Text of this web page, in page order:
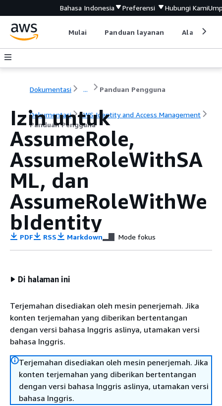
Bahasa Indonesia Preferensi Hubungi Kami
Mulai Panduan layanan Alat
Dokumentasi ... Panduan Pengguna
Dokumentasi
AWS Identity and Access Management
Panduan Pengguna
Izin untuk
AssumeRole,
AssumeRoleWithSA
ML, dan
AssumeRoleWithWe
bIdentity
PDF RSS Markdown Mode fokus
Di halaman ini
Terjemahan disediakan oleh mesin penerjemah. Jika
konten terjemahan yang diberikan bertentangan
dengan versi bahasa Inggris aslinya, utamakan versi
bahasa Inggris.
Terjemahan disediakan oleh mesin penerjemah. Jika
konten terjemahan yang diberikan bertentangan
dengan versi bahasa Inggris aslinya, utamakan versi
bahasa Inggris.